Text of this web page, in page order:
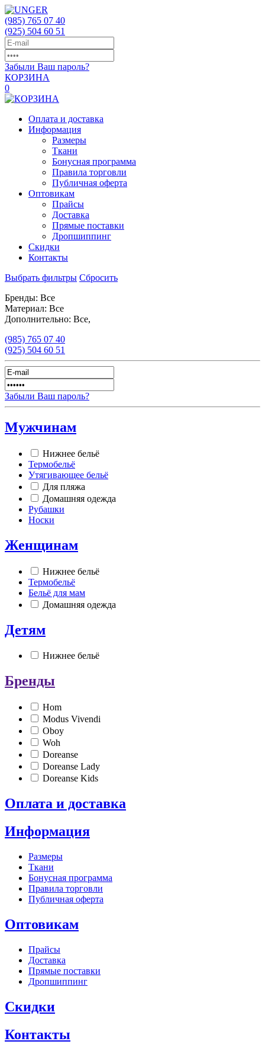
(985) 765 07 40
(925) 504 60 51
Забыли Ваш пароль?
КОРЗИНА
0
Оплата и доставка
Информация
Размеры
Ткани
Бонусная программа
Правила торговли
Публичная оферта
Оптовикам
Прайсы
Доставка
Прямые поставки
Дропшиппинг
Скидки
Контакты
Выбрать фильтры Сбросить
Бренды: Все
Материал: Все
Дополнительно: Все,
(985) 765 07 40
(925) 504 60 51
Забыли Ваш пароль?
Мужчинам
Нижнее бельё
Термобельё
Утягивающее бельё
Для пляжа
Домашняя одежда
Рубашки
Носки
Женщинам
Нижнее бельё
Термобельё
Бельё для мам
Домашняя одежда
Детям
Нижнее бельё
Бренды
Hom
Modus Vivendi
Oboy
Woh
Doreanse
Doreanse Lady
Doreanse Kids
Оплата и доставка
Информация
Размеры
Ткани
Бонусная программа
Правила торговли
Публичная оферта
Оптовикам
Прайсы
Доставка
Прямые поставки
Дропшиппинг
Скидки
Контакты